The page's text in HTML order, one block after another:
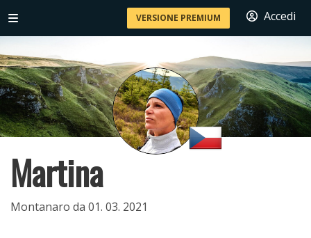
VERSIONE PREMIUM Accedi
Martina
Montanaro da 01. 03. 2021